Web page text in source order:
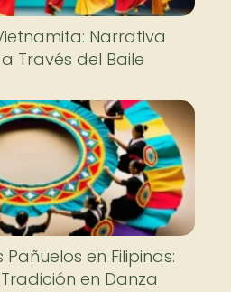
Narrativa
Través del Baile
en Filipinas:
en Danza